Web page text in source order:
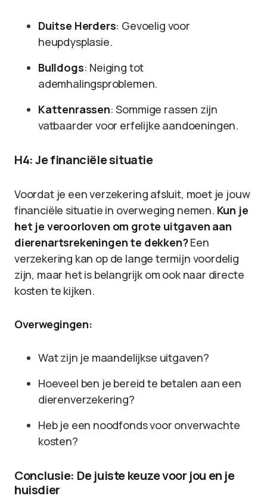
Duitse Herders: Gevoelig voor
heupdysplasie.
Bulldogs: Neiging tot
ademhalingsproblemen.
Kattenrassen: Sommige rassen zijn
vatbaarder voor erfelijke aandoeningen.
H4: Je financiële situatie
Voordat je een verzekering afsluit, moet je jouw
financiële situatie in overweging nemen. Kun je
het je veroorloven om grote uitgaven aan
dierenartsrekeningen te dekken?Een
verzekering kan op de lange termijn voordelig
zijn, maar het is belangrijk om ook naar directe
kosten te kijken.
Overwegingen:
Wat zijn je maandelijkse uitgaven?
Hoeveel ben je bereid te betalen aan een
dierenverzekering?
Heb je een noodfonds voor onverwachte
kosten?
Conclusie: De juiste keuze voor jou en je
huisdier